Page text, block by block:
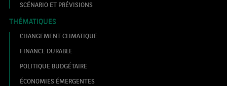
SCÉNARIO ET PRÉVISIONS
THÉMATIQUES
CHANGEMENT CLIMATIQUE
FINANCE DURABLE
POLITIQUE BUDGÉTAIRE
ÉCONOMIES ÉMERGENTES